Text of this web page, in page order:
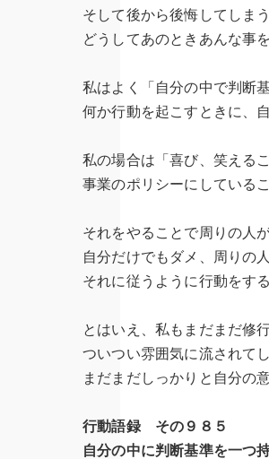
そして後から後悔してしまう
どうしてあのときあんな事
私はよく「自分の中で判断
何か行動を起こすときに、
私の場合は「喜び、笑える
事業のポリシーにしている
それをやることで周りの人
自分だけでもダメ、周りの
それに従うように行動をす
とはいえ、私もまだまだ修行
ついつい雰囲気に流されて
まだまだしっかりと自分の
行動語録 その９８５
自分の中に判断基準を一つ